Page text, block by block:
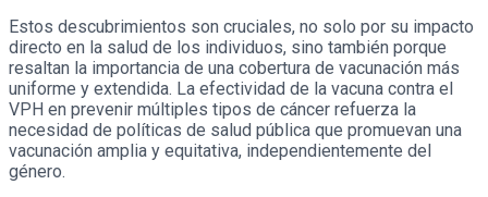
Estos descubrimientos son cruciales, no solo por su impacto
directo en la salud de los individuos, sino también porque
resaltan la importancia de una cobertura de vacunación más
uniforme y extendida. La efectividad de la vacuna contra el
VPH en prevenir múltiples tipos de cáncer refuerza la
necesidad de políticas de salud pública que promuevan una
vacunación amplia y equitativa, independientemente del
género.